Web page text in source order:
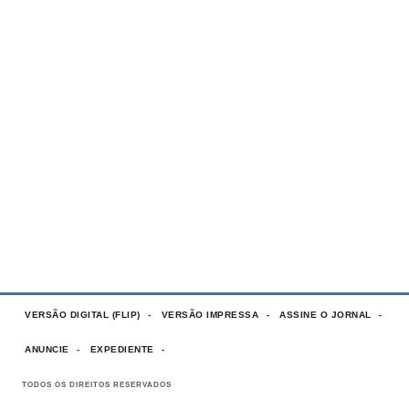
VERSÃO DIGITAL (FLIP) VERSÃO IMPRESSA ASSINE O JORNAL
ANUNCIE EXPEDIENTE
TODOS OS DIREITOS RESERVADOS